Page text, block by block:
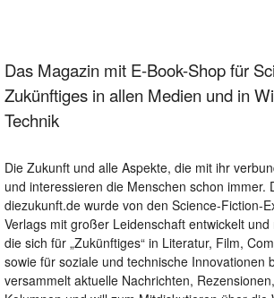
Das Magazin mit E-Book-Shop für
Zukünftiges in allen Medien und in
Technik
Die Zukunft und alle Aspekte, die mit ihr
und interessieren die Menschen schon immer.
diezukunft.de wurde von den Science-Fiction-
Verlags mit großer Leidenschaft entwickelt
die sich für „Zukünftiges“ in Literatur, Film,
sowie für soziale und technische Innovationen
versammelt aktuelle Nachrichten,